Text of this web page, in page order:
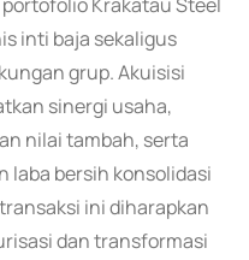
inti baja sekaligus
grup. Akuisisi
sinergi usaha,
nilai tambah, serta
laba bersih konsolidasi
ini diharapkan
dan transformasi